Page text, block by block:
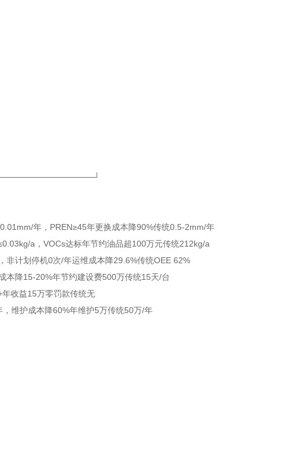
年，PREN≥45年更换成本降90%传统0.5-2mm/年
a，VOCs达标年节约油品超100万元传统212kg/a
非计划停机0次/年运维成本降29.6%传统OEE 62%
本降15-20%年节约建设费500万传统15天/台
年收益15万零罚款传统无
，维护成本降60%年维护5万传统50万/年